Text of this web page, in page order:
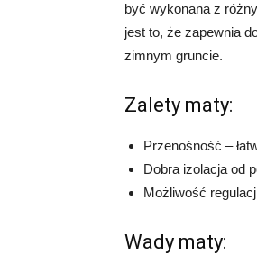
być wykonana z
jest to, że zapewnia
zimnym gruncie.
Zalety maty:
Przenośność –
Dobra izolacja od
Możliwość
Wady maty: